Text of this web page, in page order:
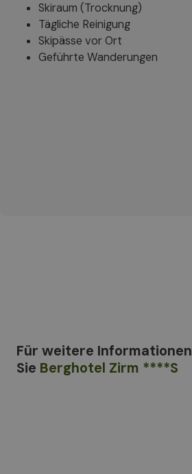
Skiraum (Trocknung)
Tägliche Reinigung
Skipässe vor Ort
Geführte Wanderungen
Für weitere Informationen
Sie Berghotel Zirm ****S